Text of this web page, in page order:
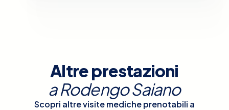
Altre prestazioni
aRodengo Saiano
Scopri altre visite mediche prenotabili a